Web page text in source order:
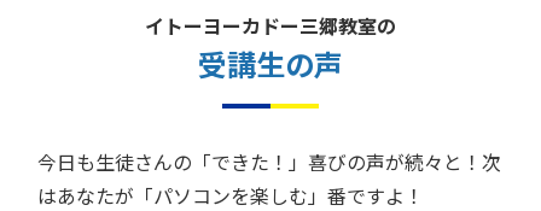
イトーヨーカドー三郷教室の
受講生の声
今日も生徒さんの「できた！」喜びの声が続々と！次
はあなたが「パソコンを楽しむ」番ですよ！